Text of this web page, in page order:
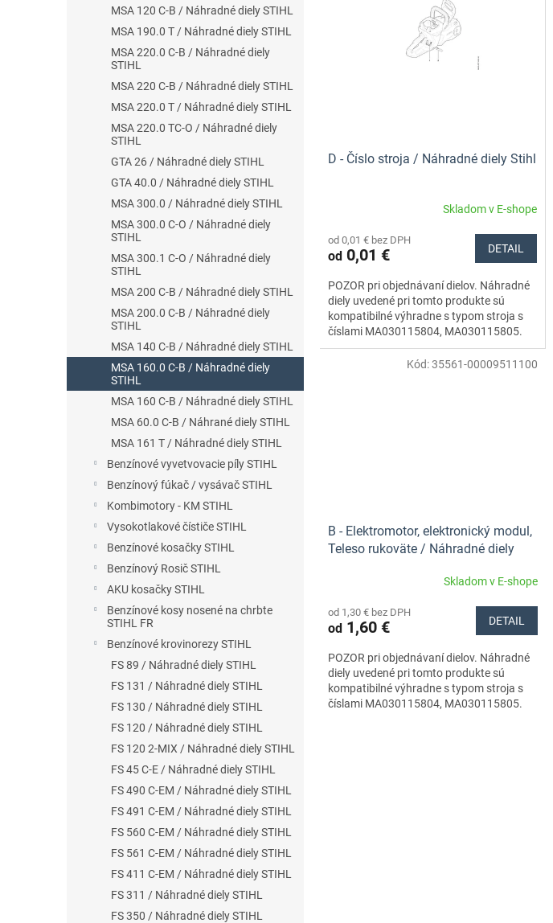
MSA 120 C-B / Náhradné diely STIHL
MSA 190.0 T / Náhradné diely STIHL
MSA 220.0 C-B / Náhradné diely
STIHL
MSA 220 C-B / Náhradné diely STIHL
MSA 220.0 T / Náhradné diely STIHL
MSA 220.0 TC-O / Náhradné diely
STIHL
GTA 26 / Náhradné diely STIHL
GTA 40.0 / Náhradné diely STIHL
MSA 300.0 / Náhradné diely STIHL
MSA 300.0 C-O / Náhradné diely
STIHL
MSA 300.1 C-O / Náhradné diely
STIHL
MSA 200 C-B / Náhradné diely STIHL
MSA 200.0 C-B / Náhradné diely
STIHL
MSA 140 C-B / Náhradné diely STIHL
MSA 160.0 C-B / Náhradné diely
STIHL
MSA 160 C-B / Náhradné diely STIHL
MSA 60.0 C-B / Náhrané diely STIHL
MSA 161 T / Náhradné diely STIHL
Benzínové vyvetvovacie píly STIHL
Benzínový fúkač / vysávač STIHL
Kombimotory - KM STIHL
Vysokotlakové čístiče STIHL
Benzínové kosačky STIHL
Benzínový Rosič STIHL
AKU kosačky STIHL
Benzínové kosy nosené na chrbte
STIHL FR
Benzínové krovinorezy STIHL
FS 89 / Náhradné diely STIHL
FS 131 / Náhradné diely STIHL
FS 130 / Náhradné diely STIHL
FS 120 / Náhradné diely STIHL
FS 120 2-MIX / Náhradné diely STIHL
FS 45 C-E / Náhradné diely STIHL
FS 490 C-EM / Náhradné diely STIHL
FS 491 C-EM / Náhradné diely STIHL
FS 560 C-EM / Náhradné diely STIHL
FS 561 C-EM / Náhradné diely STIHL
FS 411 C-EM / Náhradné diely STIHL
FS 311 / Náhradné diely STIHL
FS 350 / Náhradné diely STIHL
D - Číslo stroja / Náhradné diely Stihl
Skladom v E-shope
od 0,01 € bez DPH
od 0,01 € DETAIL
POZOR pri objednávaní dielov. Náhradné
diely uvedené pri tomto produkte sú
kompatibilné výhradne s typom stroja s
číslami MA030115804, MA030115805.
Nezabudnite si preto...
B - Elektromotor, elektronický modul,
Teleso rukoväte / Náhradné diely
Skladom v E-shope
od 1,30 € bez DPH
od 1,60 € DETAIL
POZOR pri objednávaní dielov. Náhradné
diely uvedené pri tomto produkte sú
kompatibilné výhradne s typom stroja s
číslami MA030115804, MA030115805.
Kód:35561-00009511100